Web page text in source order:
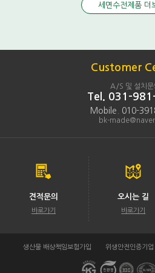
세면수전제품 더
Customer
A/S 및 설치문
Tel. 031-
Mobile. 010-
bk-
견적문의
바로가기
오시는 길
바로가기
생산물 배상책임보험가입 위생안전인증기업